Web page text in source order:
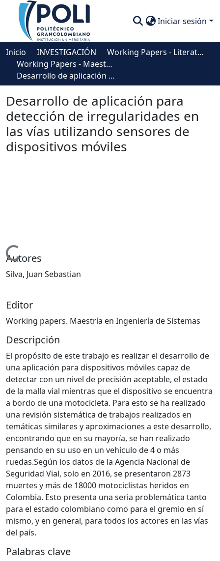
Iniciar sesión
Comunidades
Descubre
Inicio INVESTIGACIÓN
Working Papers - Literatura Gris (Postgrado)
Working Papers - Maestría en Ingeniería de Sistemas
Desarrollo de aplicación para detección de irregularidades en las vías utilizando sensores de dispositivos móviles
Desarrollo de aplicación para
detección de irregularidades en
las vías utilizando sensores de
dispositivos móviles
Cargando...
Autores
Silva, Juan Sebastian
Editor
Working papers. Maestría en Ingeniería de Sistemas
Descripción
El propósito de este trabajo es realizar el desarrollo de
una aplicación para dispositivos móviles capaz de
detectar con un nivel de precisión aceptable, el estado
de la malla vial mientras que el dispositivo se encuentra
a bordo de una motocicleta. Para esto se ha realizado
una revisión sistemática de trabajos realizados en
temáticas similares y aproximaciones a este desarrollo,
encontrando que en su mayoría, se han realizado
pensando en su uso en un vehículo de 4 o más
ruedas.Según los datos de la Agencia Nacional de
Seguridad Vial, solo en 2016, se presentaron 2873
muertes y más de 18000 motociclistas heridos en
Colombia. Esto presenta una seria problemática tanto
para el estado colombiano como para el gremio en sí
mismo, y en general, para todos los actores en las vías
del país.
Palabras clave